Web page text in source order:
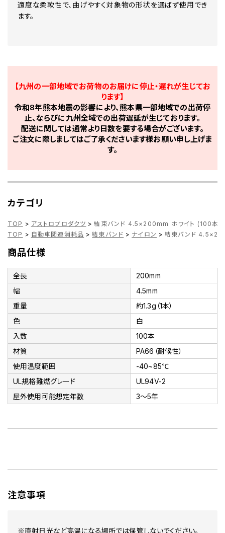
適度な柔軟性で、曲げやすく対象物の形状を選ばず使用でき
ます。
【九州の一部地域でお荷物のお届けに停止・遅れが生じてお
ります】
令和8年熊本地震の影響により、熊本県一部地域での出荷停
止、ならびに九州全域での出荷遅延が生じております。
配送に関しては通常より日数を要する場合がございます。
ご注文に際しましてはご了承くださいます様お願い申し上げま
す。
カテゴリ
TOP > アストロプロダクツ > 結束バンド 4.5×200mm ホワイト (100本
TOP > 自動車関連消耗品 > 結束バンド > ナイロン > 結束バンド
商品仕様
全長
200mm
幅
4.5mm
重量
約1.3g（1本）
色
白
入数
100本
材質
PA66（耐候性）
使用温度範囲
-40~85℃
UL規格難燃グレード
UL94V-2
屋外使用可能想定年数
3～5年
注意事項
※直射日光など高温になる場所では保管しないでください。